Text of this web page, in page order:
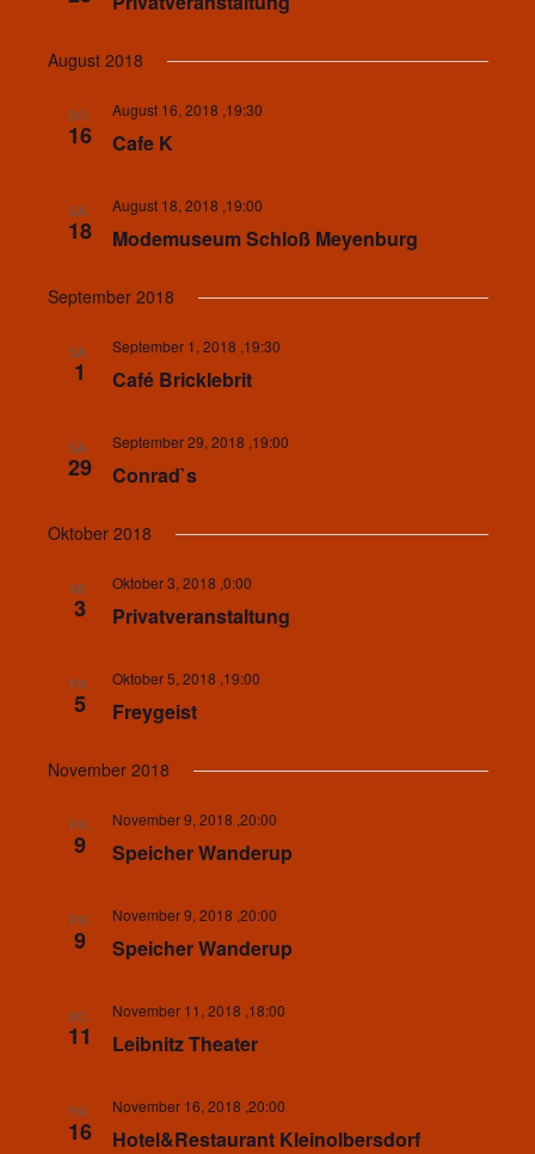
August 2018
DO.
16 Cafe K
August 16, 2018 ,19:30
SA.
18 Modemuseum Schloß Meyenburg
August 18, 2018 ,19:00
September 2018
SA.
1 Café Bricklebrit
September 1, 2018 ,19:30
SA.
29 Conrad`s
September 29, 2018 ,19:00
Oktober 2018
MI.
3 Privatveranstaltung
Oktober 3, 2018 ,0:00
FR.
5 Freygeist
Oktober 5, 2018 ,19:00
November 2018
FR.
9 Speicher Wanderup
November 9, 2018 ,20:00
FR.
9 Speicher Wanderup
November 9, 2018 ,20:00
SO.
11 Leibnitz Theater
November 11, 2018 ,18:00
FR.
16 Hotel&Restaurant Kleinolbersdorf
November 16, 2018 ,20:00